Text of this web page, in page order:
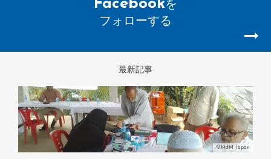
Facebookを
フォローする
最新記事
©MdM Japan